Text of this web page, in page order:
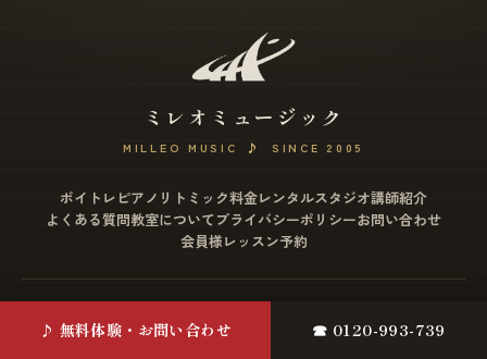
ミレオミュージック
MILLEO MUSIC ♪ SINCE 2005
ボイトレ ピアノ リトミック料金レンタルスタジオ講師紹介
よくある質問教室について プライバシーポリシーお問い合わせ
会員様レッスン予約
〒271-0077 千葉県松戸市根本2-12 ミヤザワビル4F
♪ 無料体験・お問い合わせ ☎ 0120-993-739